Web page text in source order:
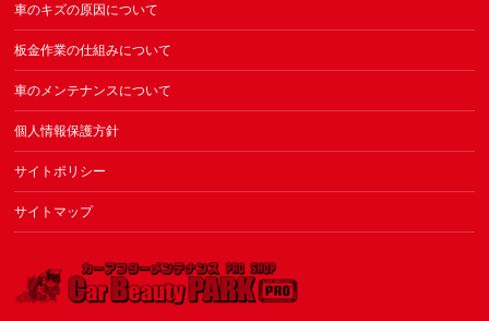
車のキズの原因について
板金作業の仕組みについて
車のメンテナンスについて
個人情報保護方針
サイトポリシー
サイトマップ